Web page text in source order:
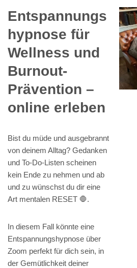
Entspannungs
hypnose für
Wellness und
Burnout-
Prävention –
online erleben
Bist du müde und ausgebrannt
von deinem Alltag? Gedanken
und To-Do-Listen scheinen
kein Ende zu nehmen und ab
und zu wünschst du dir eine
Art mentalen RESET 🛑.
In diesem Fall könnte eine
Entspannungshypnose über
Zoom perfekt für dich sein, in
der Gemütlichkeit deiner